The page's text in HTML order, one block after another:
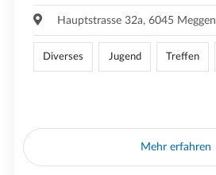
Hauptstrasse 32a, 6045 Meggen
Diverses Jugend Treffen
Mehr erfahren